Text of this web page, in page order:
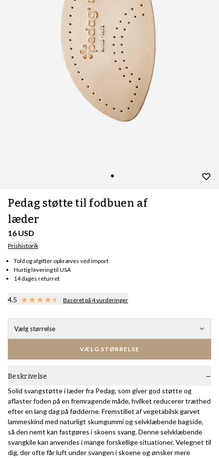
Pedag støtte til fodbuen af
læder
16 USD
Prishistorik
Told og afgifter opkræves ved import
Hurtig levering til USA
14 dages returret
4.5 Baseret på 4 vurderinger
Vælg størrelse
VÆLG STØRRELSE
Beskrivelse
Solid svangstøtte i læder fra Pedag, som giver god støtte og
aflaster foden på en fremragende måde, hvilket reducerer træthed
efter en lang dag på fødderne. Fremstillet af vegetabilsk garvet
lammeskind med naturligt skumgummi og selvklæbende bagside,
så den nemt kan fastgøres i skoens svang. Denne selvklæbende
svangkile kan anvendes i mange forskellige situationer. Velegnet til
dig, der ofte får luft under svangen i skoene og ønsker mere